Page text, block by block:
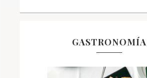
GASTRONOMÍA